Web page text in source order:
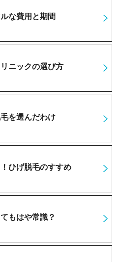
な費用と期間
ニックの選び方
を選んだわけ
ひげ脱毛のすすめ
もはや常識？